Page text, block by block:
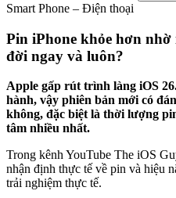
Smart Phone – Điện thoại
Pin iPhone khỏe hơn nhờ
đời ngay và luôn?
Apple gấp rút trình làng iOS
hành, vậy phiên bản mới có
không, đặc biệt là thời lượng
tâm nhiều nhất.
Trong kênh YouTube The iOS
nhận định thực tế về pin và hiệu
trải nghiệm thực tế.